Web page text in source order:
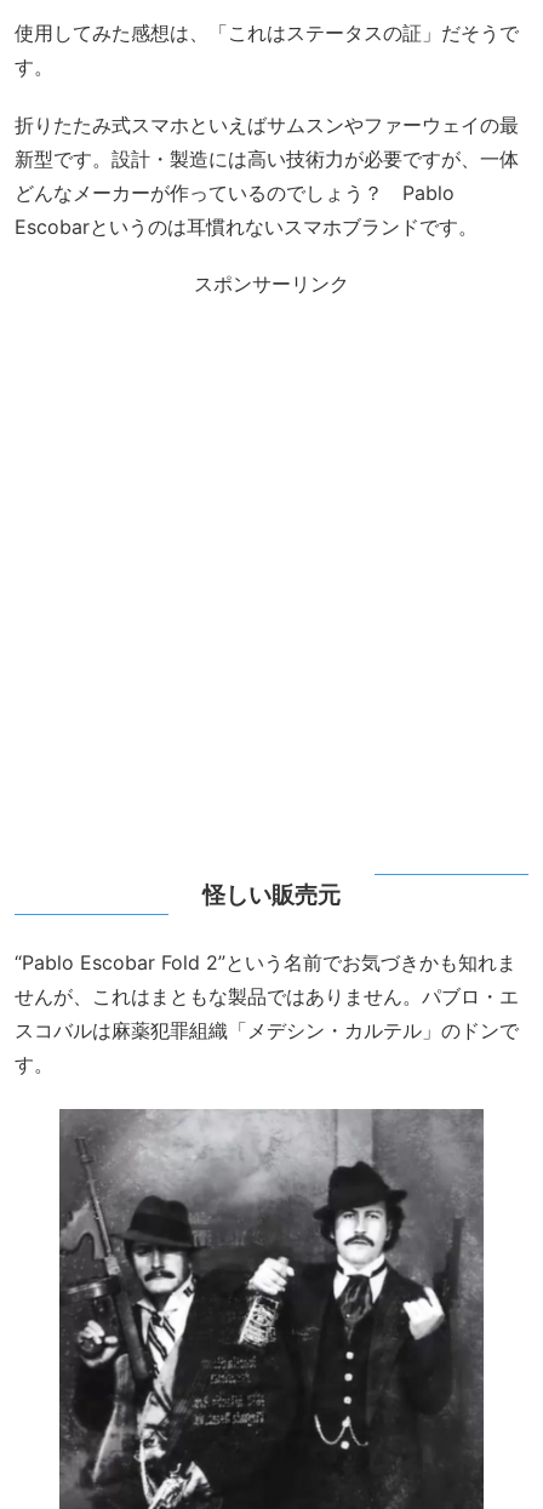
使用してみた感想は、「これはステータスの証」だそうで
す。
折りたたみ式スマホといえばサムスンやファーウェイの最
新型です。設計・製造には高い技術力が必要ですが、一体
どんなメーカーが作っているのでしょう？ Pablo
Escobarというのは耳慣れないスマホブランドです。
スポンサーリンク
怪しい販売元
“Pablo Escobar Fold 2”という名前でお気づきかも知れま
せんが、これはまともな製品ではありません。パブロ・エ
スコバルは麻薬犯罪組織「メデシン・カルテル」のドンで
す。